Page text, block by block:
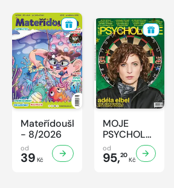
Mateřídouška
- 8/2026
od
39 Kč
MOJE
PSYCHOLOGIE
- 8/2026
od
95,20
Kč